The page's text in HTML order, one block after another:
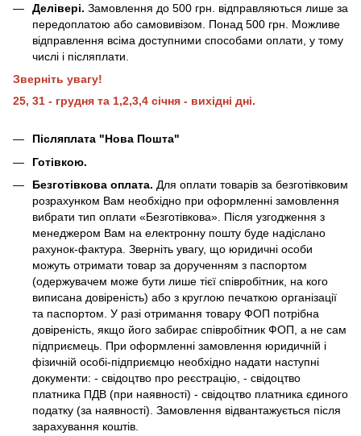
Делівері. Замовлення до 500 грн. відправляються лише за
передоплатою або самовивізом. Понад 500 грн. Можливе
відправлення всіма доступними способами оплати, у тому
числі і післяплати.
Зверніть увагу!
25, 31 - грудня та 1,2,3,4 січня - вихідні дні.
Післяплата "Нова Пошта"
Готівкою.
Безготівкова оплата. Для оплати товарів за безготівковим
розрахунком Вам необхідно при оформленні замовлення
вибрати тип оплати «Безготівкова». Після узгодження з
менеджером Вам на електронну пошту буде надіслано
рахунок-фактура. Зверніть увагу, що юридичні особи
можуть отримати товар за дорученням з паспортом
(одержувачем може бути лише тієї співробітник, на кого
виписана довіреність) або з круглою печаткою організації
та паспортом. У разі отримання товару ФОП потрібна
довіреність, якщо його забирає співробітник ФОП, а не сам
підприємець. При оформленні замовлення юридичній і
фізичній особі-підприємцю необхідно надати наступні
документи: - свідоцтво про реєстрацію, - свідоцтво
платника ПДВ (при наявності) - свідоцтво платника єдиного
податку (за наявності). Замовлення відвантажується після
зарахування коштів.